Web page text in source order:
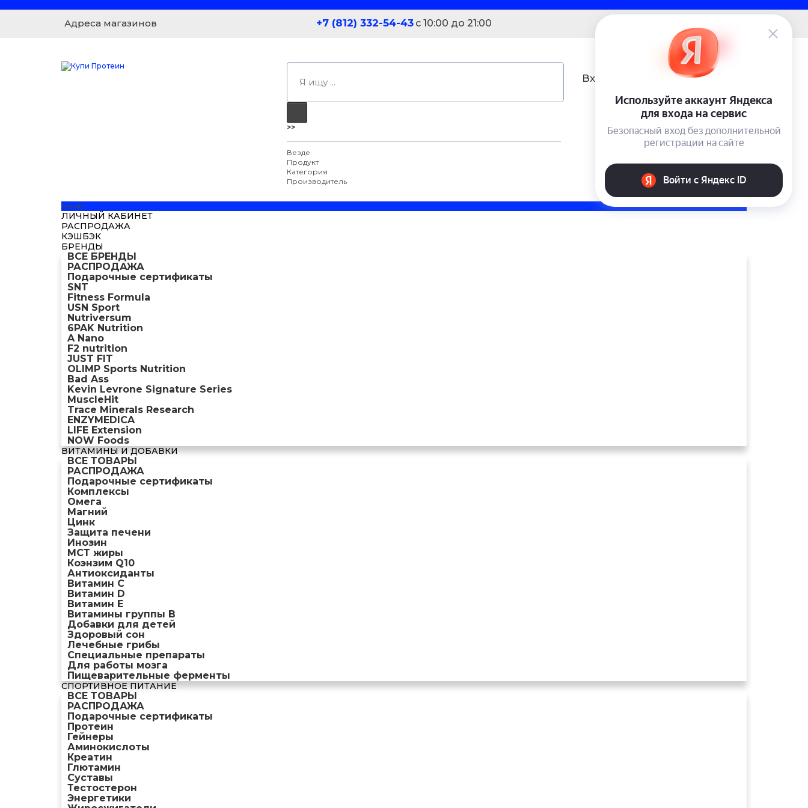
Адреса магазинов +7 (812) 332-54-43 с 10:00 до 21:00
>>
Везде
Продукт
Категория
Производитель
Вход Учетная запись
Меню
ЛИЧНЫЙ КАБИНЕТ
РАСПРОДАЖА
КЭШБЭК
БРЕНДЫ
ВСЕ БРЕНДЫ
РАСПРОДАЖА
Подарочные сертификаты
SNT
Fitness Formula
USN Sport
Nutriversum
6PAK Nutrition
A Nano
F2 nutrition
JUST FIT
OLIMP Sports Nutrition
Bad Ass
Kevin Levrone Signature Series
MuscleHit
Trace Minerals Research
ENZYMEDICA
LIFE Extension
NOW Foods
ВИТАМИНЫ И ДОБАВКИ
ВСЕ ТОВАРЫ
РАСПРОДАЖА
Подарочные сертификаты
Комплексы
Омега
Магний
Цинк
Защита печени
Инозин
МСТ жиры
Коэнзим Q10
Антиоксиданты
Витамин С
Витамин D
Витамин Е
Витамины группы B
Добавки для детей
Здоровый сон
Лечебные грибы
Специальные препараты
Для работы мозга
Пищеварительные ферменты
СПОРТИВНОЕ ПИТАНИЕ
ВСЕ ТОВАРЫ
РАСПРОДАЖА
Подарочные сертификаты
Протеин
Гейнеры
Аминокислоты
Креатин
Глютамин
Суставы
Тестостерон
Энергетики